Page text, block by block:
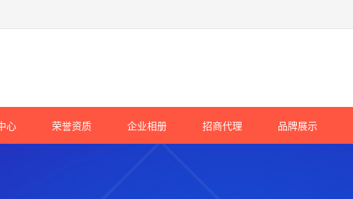
心 荣誉资质 企业相册 招商代理 品牌展示